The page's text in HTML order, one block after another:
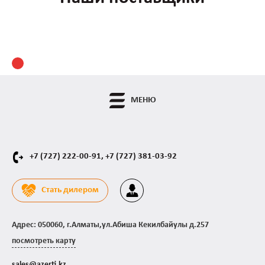
+7 (727) 222-00-91, +7 (727) 381-03-92
Стать дилером
Адрес: 050060, г.Алматы,ул.Абиша Кекилбайулы д.257
посмотреть карту
МЕНЮ